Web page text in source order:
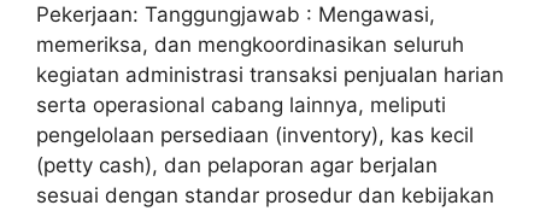
Pekerjaan: Tanggungjawab : Mengawasi,
memeriksa, dan mengkoordinasikan seluruh
kegiatan administrasi transaksi penjualan harian
serta operasional cabang lainnya, meliputi
pengelolaan persediaan (inventory), kas kecil
(petty cash), dan pelaporan agar berjalan
sesuai dengan standar prosedur dan kebijakan